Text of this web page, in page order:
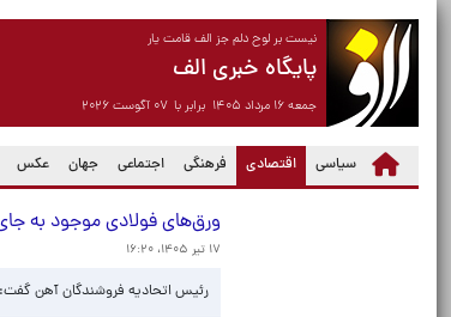
نیست بر لوح دلم جز الف قامت یار
پایگاه خبری الف
جمعه ۱۶ مرداد ۱۴۰۵ برابر با ۰۷ آگوست ۲۰۲۶
سیاسی اقتصادی
(current) فرهنگی اجتماعی جهان عکس
ورق‌های فولادی موجود به
۱۷ تیر ۱۴۰۵، ۱۶:۲۰
رئیس اتحادیه فروشندگان آهن